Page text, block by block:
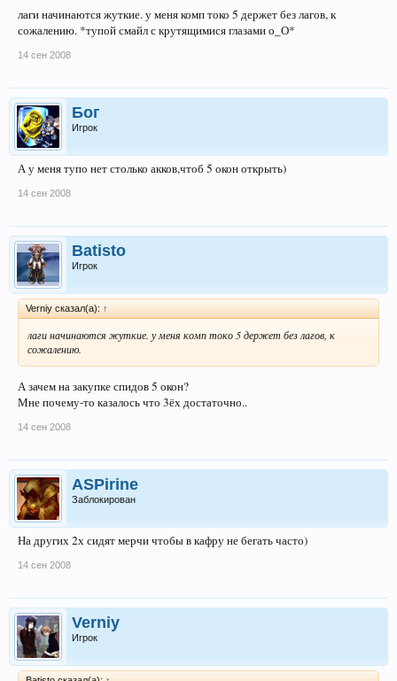
лаги начинаются жуткие. у меня комп токо 5 держет без лагов, к
сожалению. *тупой смайл с крутящимися глазами о_О*
14 сен 2008
Бог
Игрок
А у меня тупо нет столько акков,чтоб 5 окон открыть)
14 сен 2008
Batisto
Игрок
Verniy сказал(а): ↑
лаги начинаются жуткие. у меня комп токо 5 держет без лагов, к
сожалению.
А зачем на закупке спидов 5 окон?
Мне почему-то казалось что 3ёх достаточно..
14 сен 2008
ASPirine
Заблокирован
На других 2х сидят мерчи чтобы в кафру не бегать часто)
14 сен 2008
Verniy
Игрок